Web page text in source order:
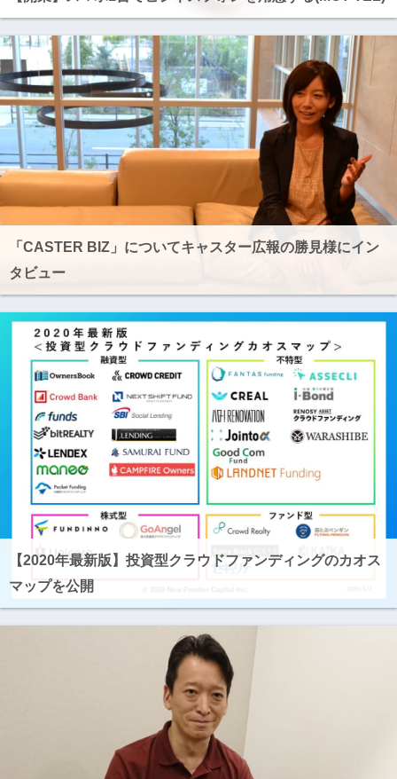
「CASTER BIZ」についてキャスター広報の勝見様にイン
タビュー
【2020年最新版】投資型クラウドファンディングのカオス
マップを公開